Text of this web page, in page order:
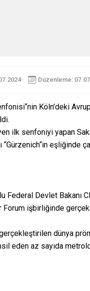
Düzenleme:
Köln’deki
ilk senfoniyi yapan
eşliğinde
Federal Devlet Bakanı
işbirliğinde
dünya
eden az sayıda